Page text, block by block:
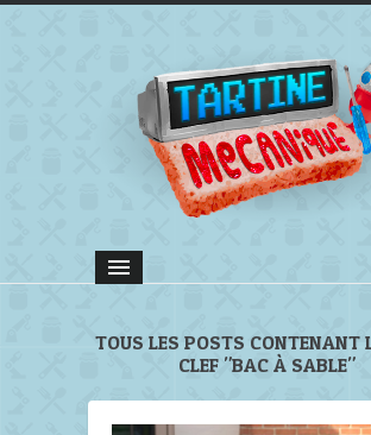
TOUS LES POSTS CONTENANT
CLEF "BAC À SABLE"